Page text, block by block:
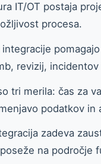
IT/OT postaja
procesa.
integracije
revizij, incidentov
tri merila: čas za
podatkov in
zadeva
na področje